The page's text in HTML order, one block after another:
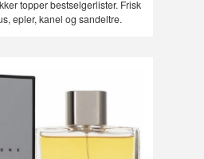
topper bestselgerlister. Frisk
epler, kanel og sandeltre.